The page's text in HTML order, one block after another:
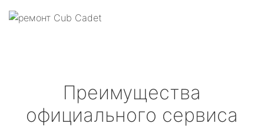
Преимущества
официального сервиса